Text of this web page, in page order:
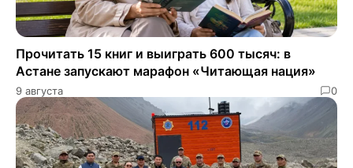
Прочитать 15 книг и выиграть 600 тысяч: в
Астане запускают марафон «Читающая нация»
9 августа 0